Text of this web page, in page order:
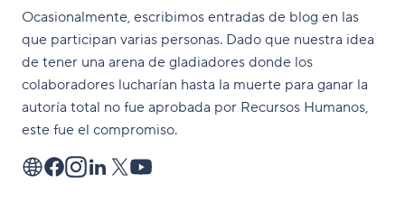
Ocasionalmente, escribimos entradas de blog en las
que participan varias personas. Dado que nuestra idea
de tener una arena de gladiadores donde los
colaboradores lucharían hasta la muerte para ganar la
autoría total no fue aprobada por Recursos Humanos,
este fue el compromiso.